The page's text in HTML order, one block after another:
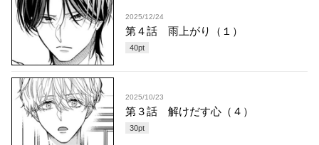
2025/12/24
第４話 雨上がり（１）
40pt
2025/10/23
第３話 解けだす心（４）
30pt